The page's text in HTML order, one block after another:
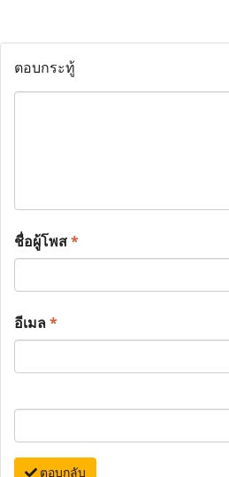
ตอบกระทู้
ชื่อผู้โพส*
อีเมล*
ตอบกลับ